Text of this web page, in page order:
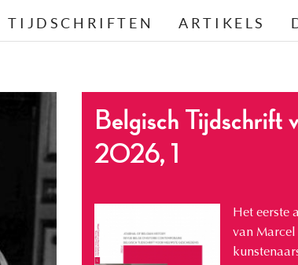
TIJDSCHRIFTEN ARTIKELS
Belgisch Tijdschrift
2026, 1
Het eerste
van Marcel